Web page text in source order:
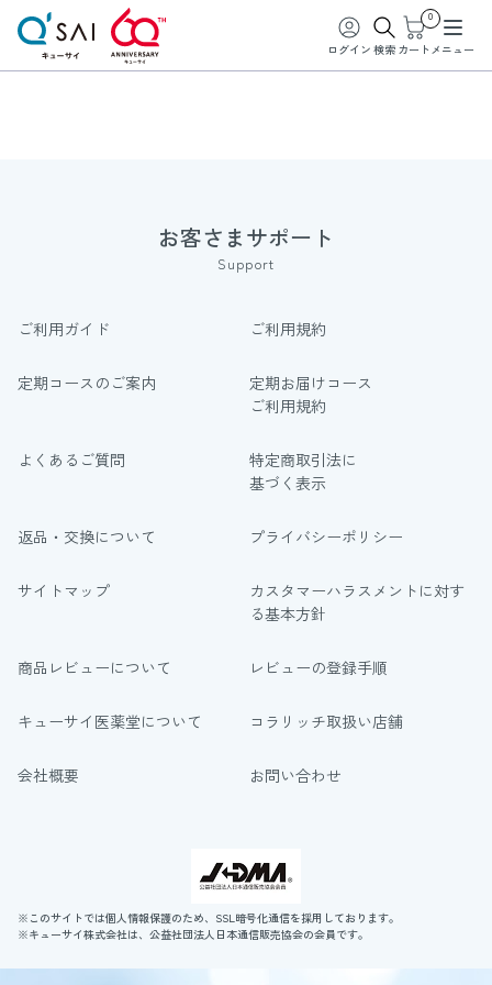
ログイン 検索
0
カート メニュー
お客さまサポート
Support
ご利用ガイド ご利用規約
定期コースのご案内
定期お届けコース
ご利用規約
よくあるご質問
特定商取引法に
基づく表示
返品・交換について プライバシーポリシー
サイトマップ
カスタマーハラスメントに対す
る基本方針
商品レビューについて レビューの登録手順
キューサイ医薬堂について コラリッチ取扱い店舗
会社概要 お問い合わせ
※このサイトでは個人情報保護のため、SSL暗号化通信を採用しております。
※キューサイ株式会社は、公益社団法人日本通信販売協会の会員です。